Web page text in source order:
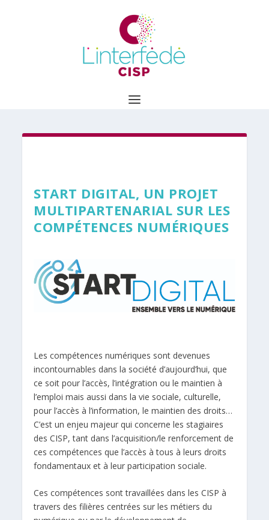
START DIGITAL, UN PROJET
MULTIPARTENARIAL SUR LES
COMPÉTENCES NUMÉRIQUES
Les compétences numériques sont devenues
incontournables dans la société d’aujourd’hui, que
ce soit pour l’accès, l’intégration ou le maintien à
l’emploi mais aussi dans la vie sociale, culturelle,
pour l’accès à l’information, le maintien des droits…
C’est un enjeu majeur qui concerne les stagiaires
des CISP, tant dans l’acquisition/le renforcement de
ces compétences que l’accès à tous à leurs droits
fondamentaux et à leur participation sociale.
Ces compétences sont travaillées dans les CISP à
travers des filières centrées sur les métiers du